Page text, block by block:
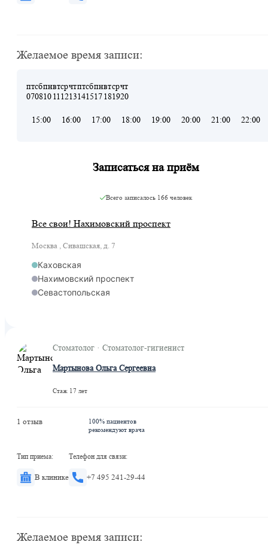
Желаемое время записи:
пт
07
сб
08
пн
10
вт
11
ср
12
чт
13
пт
14
сб
15
пн
17
вт
18
ср
19
чт
20
15:00 16:00 17:00 18:00 19:00 20:00 21:00 22:00
Записаться на приём
Всего записалось 166 человек
Все свои! Нахимовский проспект
Москва , Сивашская, д. 7
Каховская
Нахимовский проспект
Севастопольская
Стоматолог · Стоматолог-гигиенист
Мартынова Ольга Сергеевна
Стаж 17 лет
1 отзыв
100% пациентов
рекомендуют врача
Тип приема:
В клинике
Телефон для связи:
+7 495 241-29-44
Желаемое время записи: